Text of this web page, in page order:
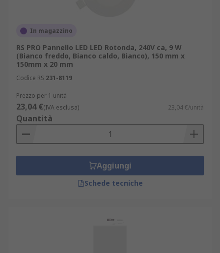
In magazzino
RS PRO Pannello LED LED Rotonda, 240V ca, 9 W
(Bianco freddo, Bianco caldo, Bianco), 150 mm x
150mm x 20 mm
Codice RS 231-8119
Prezzo per 1 unità
23,04 €(IVA esclusa) 23,04 €/unità
Quantità
Aggiungi
Schede tecniche